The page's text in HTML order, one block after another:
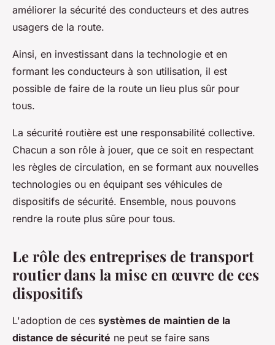
améliorer la sécurité des conducteurs et des autres
usagers de la route.
Ainsi, en investissant dans la technologie et en
formant les conducteurs à son utilisation, il est
possible de faire de la route un lieu plus sûr pour
tous.
La sécurité routière est une responsabilité collective.
Chacun a son rôle à jouer, que ce soit en respectant
les règles de circulation, en se formant aux nouvelles
technologies ou en équipant ses véhicules de
dispositifs de sécurité. Ensemble, nous pouvons
rendre la route plus sûre pour tous.
Le rôle des entreprises de transport
routier dans la mise en œuvre de ces
dispositifs
L'adoption de ces systèmes de maintien de la
distance de sécurité ne peut se faire sans